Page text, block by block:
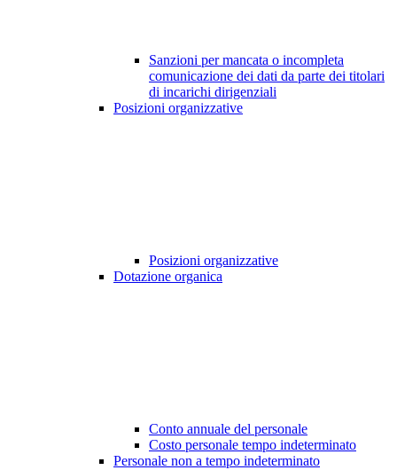
Sanzioni per mancata o incompleta
comunicazione dei dati da parte dei titolari
di incarichi dirigenziali
Posizioni organizzative
Posizioni organizzative
Dotazione organica
Conto annuale del personale
Costo personale tempo indeterminato
Personale non a tempo indeterminato